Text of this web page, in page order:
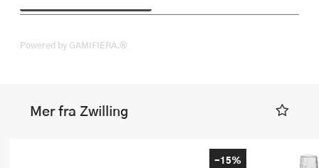
Powered by GAMIFIERA.®
Mer fra Zwilling
-15%